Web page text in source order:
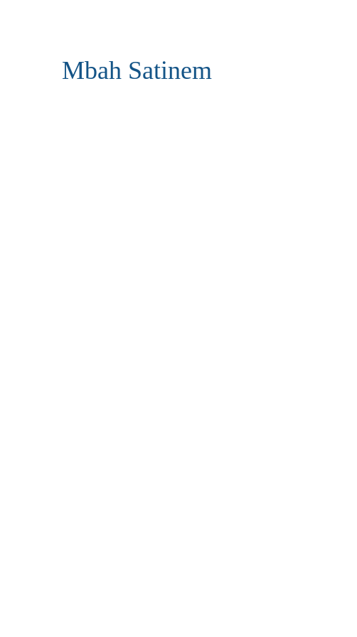
Mbah Satinem